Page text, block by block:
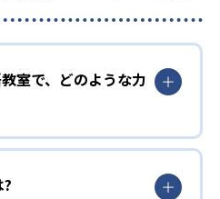
室で、どのような力